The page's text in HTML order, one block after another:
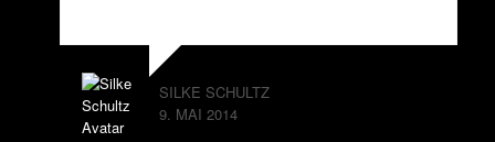
SILKE SCHULTZ
9. MAI 2014